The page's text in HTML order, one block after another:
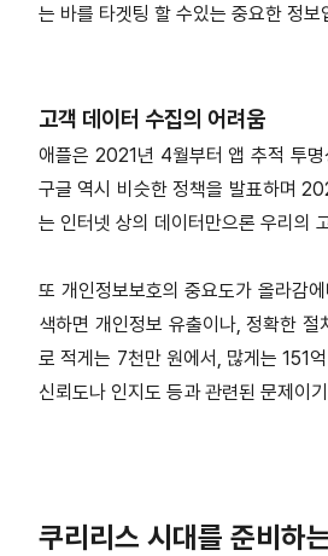
는 바를 타겟팅 할 수있는 중요한 정보
고객 데이터 수집의 어려움
애플은 2021년 4월부터 앱 추적 투
구글 역시 비슷한 정책을 발표하며
는 인터넷 상의 데이터만으론 우리의
또 개인정보보호의 중요도가 올라감
색하면 개인정보 유출이나, 정확한
로 적게는 7천만 원에서, 많게는 151
신뢰도나 인지도 등과 관련된 문제이
쿠리리스 시대를 준비하